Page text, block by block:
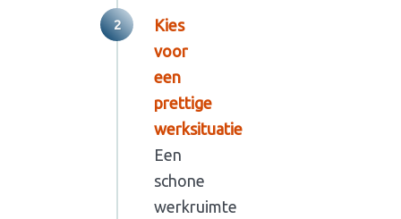
Kies
voor
een
prettige
werksituatie
Een
schone
werkruimte